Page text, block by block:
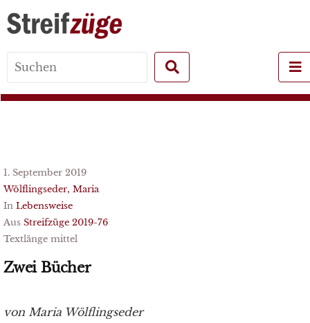
for:
1. September 2019
Wölflingseder, Maria
In Lebensweise
Aus Streifzüge 2019-76
Textlänge mittel
Zwei Bücher
von Maria Wölflingseder